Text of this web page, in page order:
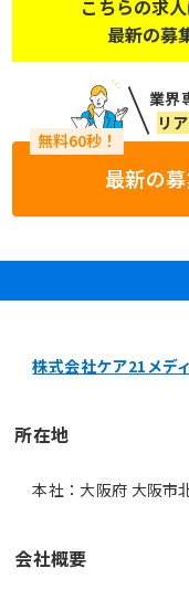
こちらの求
最新の募
業界
リ
最新の
株式会社ケア21メデ
所在地
本社：大阪府 大阪
会社概要